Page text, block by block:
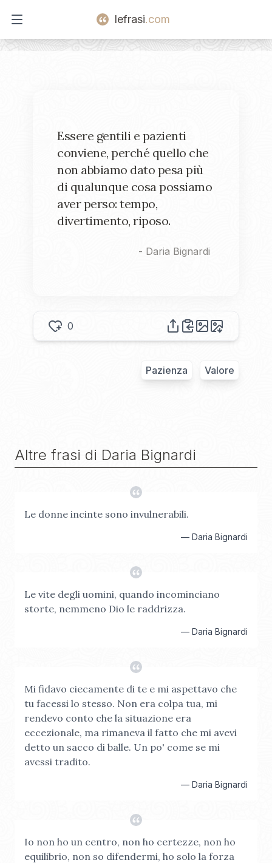
Open main menu
lefrasi.com
Essere gentili e pazienti
conviene, perché quello che
non abbiamo dato pesa più
di qualunque cosa possiamo
aver perso: tempo,
divertimento, riposo.
- Daria Bignardi
0
Pazienza Valore
Altre frasi di Daria Bignardi
Le donne incinte sono invulnerabili.
— Daria Bignardi
Le vite degli uomini, quando incominciano
storte, nemmeno Dio le raddrizza.
— Daria Bignardi
Mi fidavo ciecamente di te e mi aspettavo che
tu facessi lo stesso. Non era colpa tua, mi
rendevo conto che la situazione era
eccezionale, ma rimaneva il fatto che mi avevi
detto un sacco di balle. Un po' come se mi
avessi tradito.
— Daria Bignardi
Io non ho un centro, non ho certezze, non ho
equilibrio, non so difendermi, ho solo la forza